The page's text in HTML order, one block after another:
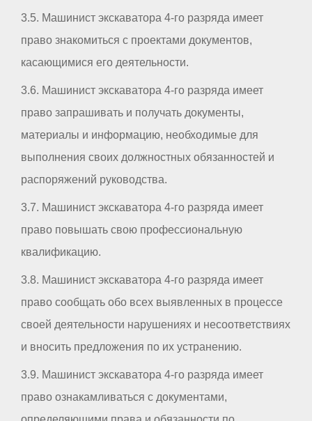
3.5. Машинист экскаватора 4-го разряда имеет
право знакомиться с проектами документов,
касающимися его деятельности.
3.6. Машинист экскаватора 4-го разряда имеет
право запрашивать и получать документы,
материалы и информацию, необходимые для
выполнения своих должностных обязанностей и
распоряжений руководства.
3.7. Машинист экскаватора 4-го разряда имеет
право повышать свою профессиональную
квалификацию.
3.8. Машинист экскаватора 4-го разряда имеет
право сообщать обо всех выявленных в процессе
своей деятельности нарушениях и несоответствиях
и вносить предложения по их устранению.
3.9. Машинист экскаватора 4-го разряда имеет
право ознакамливаться с документами,